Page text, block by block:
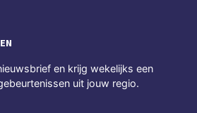
en krijg wekelijks een
uit jouw regio.